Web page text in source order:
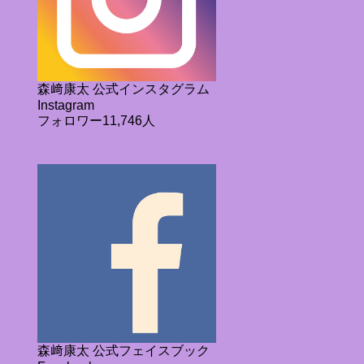
森﨑康太 公式インスタグラム
Instagram
フォロワー11,746人
森﨑康太 公式フェイスブック